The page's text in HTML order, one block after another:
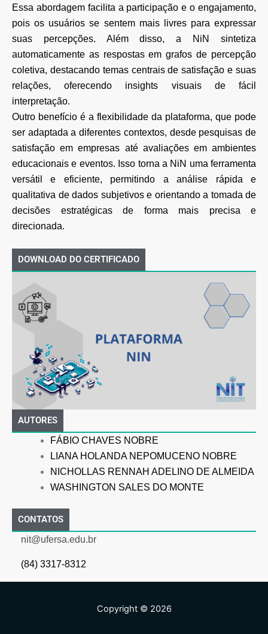
Essa abordagem facilita a participação e o engajamento,
pois os usuários se sentem mais livres para expressar
suas percepções. Além disso, a NiN sintetiza
automaticamente as respostas em grafos de percepção
coletiva, destacando temas centrais de satisfação e suas
relações, oferecendo insights visuais de fácil
interpretação.
Outro benefício é a flexibilidade da plataforma, que pode
ser adaptada a diferentes contextos, desde pesquisas de
satisfação em empresas até avaliações em ambientes
educacionais e eventos. Isso torna a NiN uma ferramenta
versátil e eficiente, permitindo a análise rápida e
qualitativa de dados subjetivos e orientando a tomada de
decisões estratégicas de forma mais precisa e
direcionada.
DOWNLOAD DO CERTIFICADO
AUTORES
FÁBIO CHAVES NOBRE
LIANA HOLANDA NEPOMUCENO NOBRE
NICHOLLAS RENNAH ADELINO DE ALMEIDA
WASHINGTON SALES DO MONTE
CONTATOS
nit@ufersa.edu.br
(84) 3317-8312
Copyright © 2026